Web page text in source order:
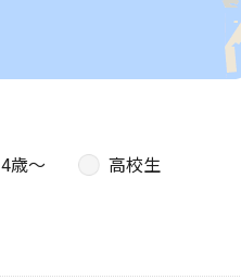
4歳〜
高校生